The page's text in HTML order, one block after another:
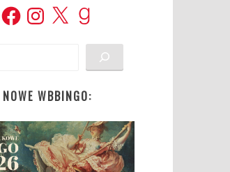
FacebookInstagram
X Goodreads
NOWE WBBINGO: